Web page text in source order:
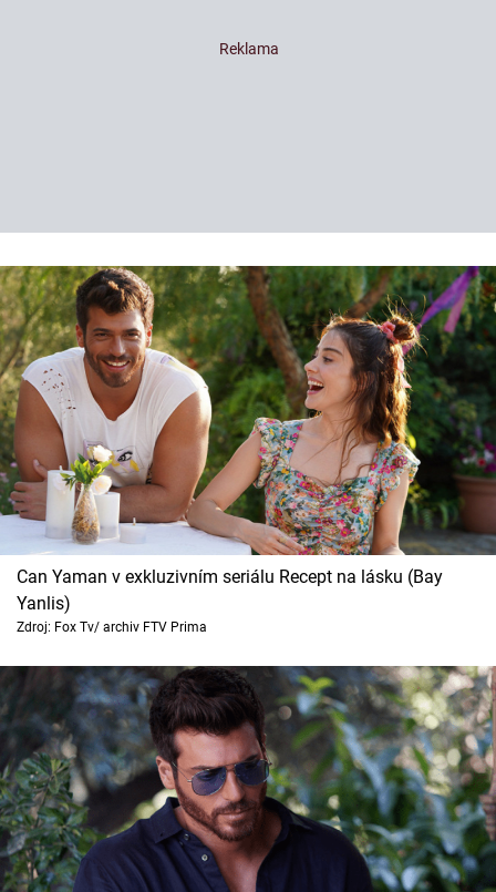
Can Yaman v exkluzivním seriálu Recept na lásku (Bay
Yanlis)
Zdroj: Fox Tv/ archiv FTV Prima